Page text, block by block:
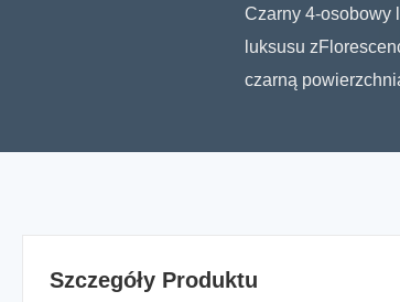
Czarny 4-osobowy
luksusu
czarną
Szczegóły Produktu